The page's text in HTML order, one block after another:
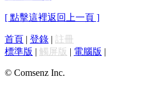
[ 點擊這裡返回上一頁 ]
首頁 | 登錄 | 註冊
標準版 | 觸屏版 | 電腦版 |
© Comsenz Inc.